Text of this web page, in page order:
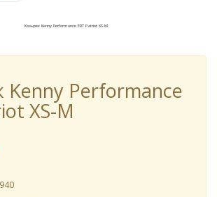
Kenny Performance
XS-M